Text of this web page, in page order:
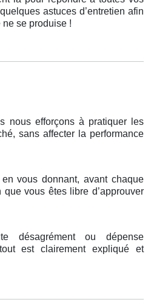
astuces d’entretien afin
ne se produise !
nous efforçons à pratiquer les
sans affecter la performance
vous donnant, avant chaque
vous êtes libre d’approuver
désagrément ou dépense
est clairement expliqué et